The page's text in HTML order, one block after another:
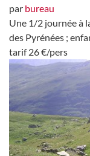
par bureau
Une 1/2 journée à
des Pyrénées ;
tarif 26 €/pers